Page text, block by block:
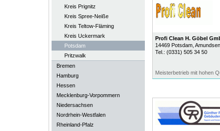
Kreis Prignitz
Kreis Spree-Neiße
Kreis Teltow-Fläming
Kreis Uckermark
Potsdam
Pritzwalk
Bremen
Hamburg
Hessen
Mecklenburg-Vorpommern
Niedersachsen
Nordrhein-Westfalen
Rheinland-Pfalz
Profi Clean H. Göbel
14469 Potsdam,
Tel.: (0331) 505 34 50
Meisterbetrieb mit hohen